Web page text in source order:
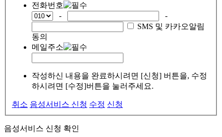
전화번호
-
-
SMS 및 카카오알림
동의
메일주소
작성하신 내용을 완료하시려면 [신청] 버튼을, 수정
하시려면 [수정]버튼을 눌러주세요.
취소 음성서비스 신청 수정 신청
음성서비스 신청 확인